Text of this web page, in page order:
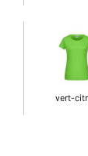
vert-